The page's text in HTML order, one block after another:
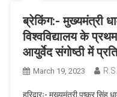
ब्रेकिंग:- मुख्यमंत्री
विश्वविद्यालय के
आयुर्वेद संगोष्ठी में
March 19, 2023
हरिद्वारः- मुख्यमंत्री पुष्कर सिंह